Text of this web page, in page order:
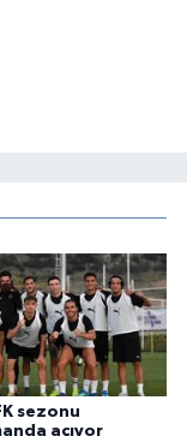
sezonu
açıyor